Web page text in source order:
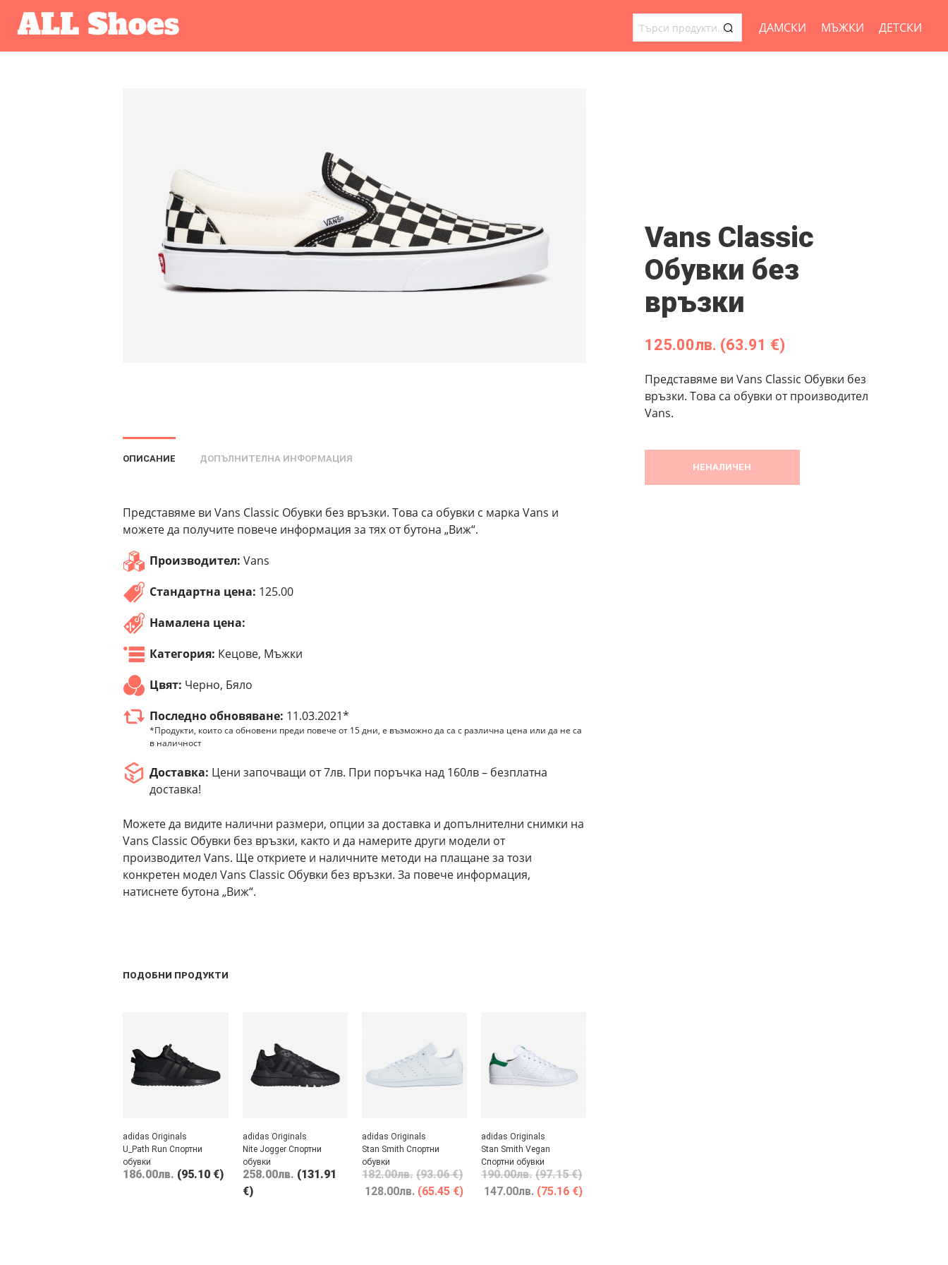
ТЪРСЕНЕ
ДАМСКИ МЪЖКИ ДЕТСКИ
Vans Classic
Обувки без
връзки
125.00лв. (63.91 €)
Представяме ви Vans Classic Обувки без
връзки. Това са обувки от производител
Vans.
НЕНАЛИЧЕН
ОПИСАНИЕ ДОПЪЛНИТЕЛНА ИНФОРМАЦИЯ
Представяме ви Vans Classic Обувки без връзки. Това са обувки с марка Vans и
можете да получите повече информация за тях от бутона „Виж“.
Производител: Vans
Стандартна цена: 125.00
Намалена цена:
Категория: Кецове, Мъжки
Цвят: Черно, Бяло
Последно обновяване: 11.03.2021*
*Продукти, които са обновени преди повече от 15 дни, е възможно да са с различна цена или да не са
в наличност
Доставка: Цени започващи от 7лв. При поръчка над 160лв – безплатна
доставка!
Можете да видите налични размери, опции за доставка и допълнителни снимки на
Vans Classic Обувки без връзки, както и да намерите други модели от
производител Vans. Ще откриете и наличните методи на плащане за този
конкретен модел Vans Classic Обувки без връзки. За повече информация,
натиснете бутона „Виж“.
ПОДОБНИ ПРОДУКТИ
adidas Originals
U_Path Run Спортни
обувки
186.00лв. (95.10 €)
adidas Originals
Nite Jogger Спортни
обувки
258.00лв. (131.91
€)
adidas Originals
Stan Smith Спортни
обувки
182.00лв. (93.06 €)
128.00лв. (65.45 €)
adidas Originals
Stan Smith Vegan
Спортни обувки
190.00лв. (97.15 €)
147.00лв. (75.16 €)